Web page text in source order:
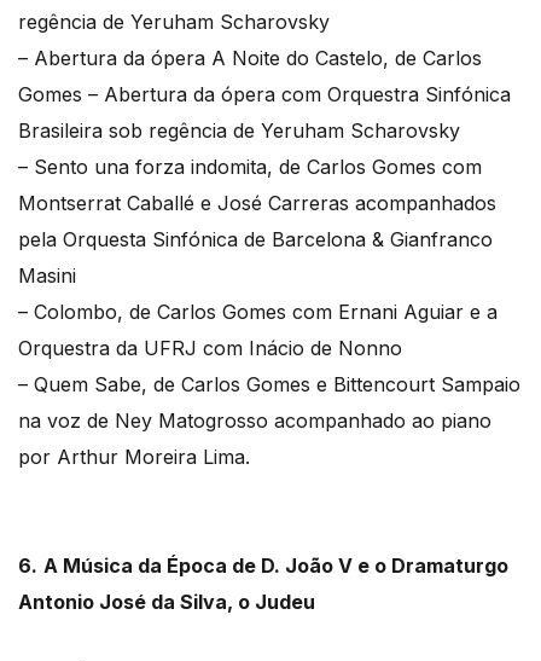
regência de Yeruham Scharovsky
– Abertura da ópera A Noite do Castelo, de Carlos
Gomes – Abertura da ópera com Orquestra Sinfónica
Brasileira sob regência de Yeruham Scharovsky
– Sento una forza indomita, de Carlos Gomes com
Montserrat Caballé e José Carreras acompanhados
pela Orquesta Sinfónica de Barcelona & Gianfranco
Masini
– Colombo, de Carlos Gomes com Ernani Aguiar e a
Orquestra da UFRJ com Inácio de Nonno
– Quem Sabe, de Carlos Gomes e Bittencourt Sampaio
na voz de Ney Matogrosso acompanhado ao piano
por Arthur Moreira Lima.
6. A Música da Época de D. João V e o Dramaturgo
Antonio José da Silva, o Judeu